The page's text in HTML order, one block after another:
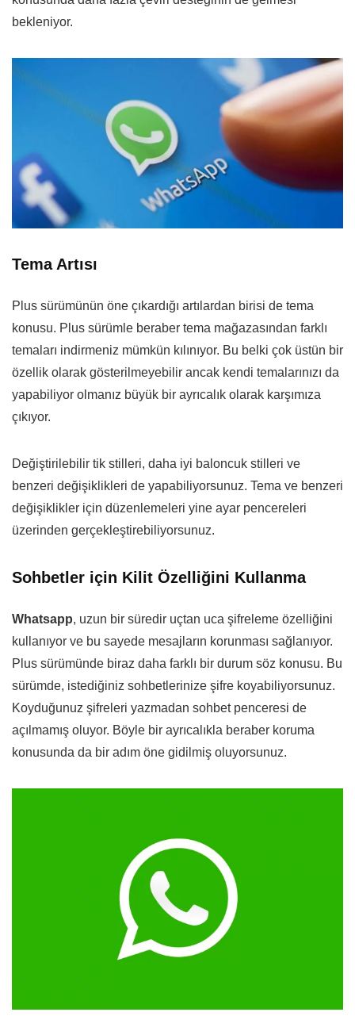
bekleniyor.
Tema Artısı
Plus sürümünün öne çıkardığı artılardan birisi de tema
konusu. Plus sürümle beraber tema mağazasından farklı
temaları indirmeniz mümkün kılınıyor. Bu belki çok üstün bir
özellik olarak gösterilmeyebilir ancak kendi temalarınızı da
yapabiliyor olmanız büyük bir ayrıcalık olarak karşımıza
çıkıyor.
Değiştirilebilir tik stilleri, daha iyi baloncuk stilleri ve
benzeri değişiklikleri de yapabiliyorsunuz. Tema ve benzeri
değişiklikler için düzenlemeleri yine ayar pencereleri
üzerinden gerçekleştirebiliyorsunuz.
Sohbetler için Kilit Özelliğini Kullanma
Whatsapp, uzun bir süredir uçtan uca şifreleme özelliğini
kullanıyor ve bu sayede mesajların korunması sağlanıyor.
Plus sürümünde biraz daha farklı bir durum söz konusu. Bu
sürümde, istediğiniz sohbetlerinize şifre koyabiliyorsunuz.
Koyduğunuz şifreleri yazmadan sohbet penceresi de
açılmamış oluyor. Böyle bir ayrıcalıkla beraber koruma
konusunda da bir adım öne gidilmiş oluyorsunuz.